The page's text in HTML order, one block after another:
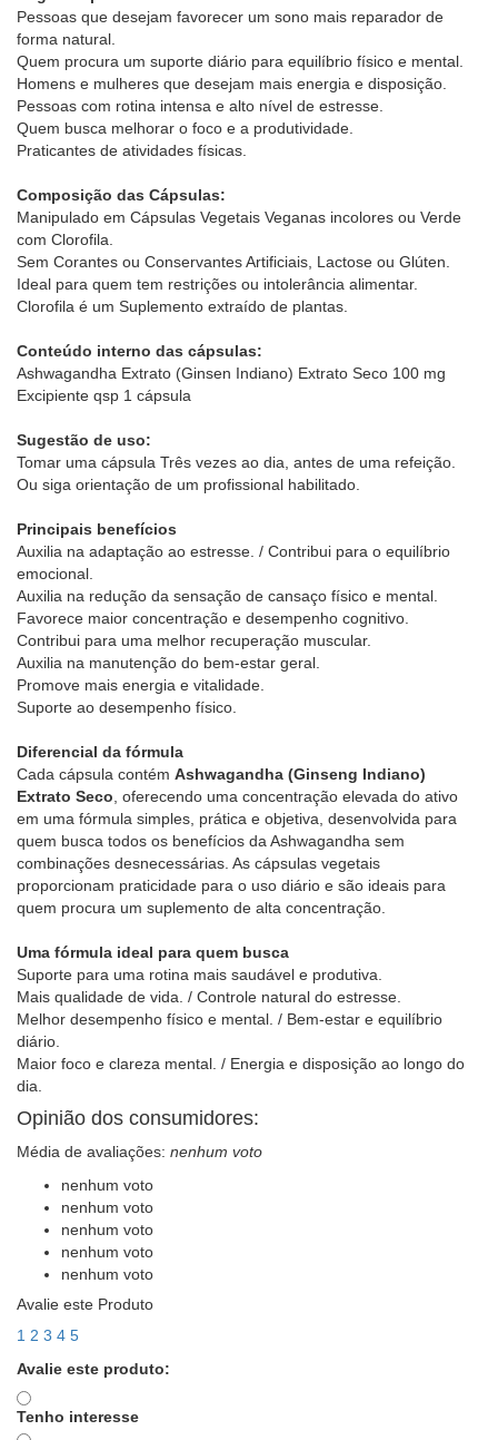
Pessoas que desejam favorecer um sono mais reparador de
forma natural.
Quem procura um suporte diário para equilíbrio físico e mental.
Homens e mulheres que desejam mais energia e disposição.
Pessoas com rotina intensa e alto nível de estresse.
Quem busca melhorar o foco e a produtividade.
Praticantes de atividades físicas.
Composição das Cápsulas:
Manipulado em Cápsulas Vegetais Veganas incolores ou Verde
com Clorofila.
Sem Corantes ou Conservantes Artificiais, Lactose ou Glúten.
Ideal para quem tem restrições ou intolerância alimentar.
Clorofila é um Suplemento extraído de plantas.
Conteúdo interno das cápsulas:
Ashwagandha Extrato (Ginsen Indiano) Extrato Seco 100 mg
Excipiente qsp 1 cápsula
Sugestão de uso:
Tomar uma cápsula Três vezes ao dia, antes de uma refeição.
Ou siga orientação de um profissional habilitado.
Principais benefícios
Auxilia na adaptação ao estresse. / Contribui para o equilíbrio
emocional.
Auxilia na redução da sensação de cansaço físico e mental.
Favorece maior concentração e desempenho cognitivo.
Contribui para uma melhor recuperação muscular.
Auxilia na manutenção do bem-estar geral.
Promove mais energia e vitalidade.
Suporte ao desempenho físico.
Diferencial da fórmula
Cada cápsula contém Ashwagandha (Ginseng Indiano)
Extrato Seco, oferecendo uma concentração elevada do ativo
em uma fórmula simples, prática e objetiva, desenvolvida para
quem busca todos os benefícios da Ashwagandha sem
combinações desnecessárias. As cápsulas vegetais
proporcionam praticidade para o uso diário e são ideais para
quem procura um suplemento de alta concentração.
Uma fórmula ideal para quem busca
Suporte para uma rotina mais saudável e produtiva.
Mais qualidade de vida. / Controle natural do estresse.
Melhor desempenho físico e mental. / Bem-estar e equilíbrio
diário.
Maior foco e clareza mental. / Energia e disposição ao longo do
dia.
Opinião dos consumidores:
Média de avaliações: nenhum voto
nenhum voto
nenhum voto
nenhum voto
nenhum voto
nenhum voto
Avalie este Produto
1 2 3 4 5
Avalie este produto:
Tenho interesse